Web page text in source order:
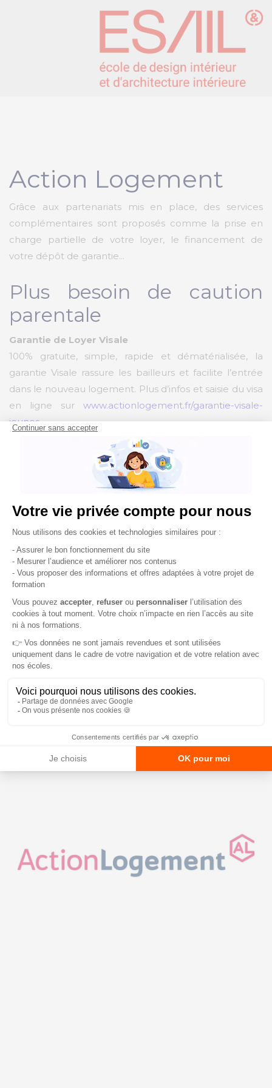
Action Logement
Grâce aux partenariats mis en place, des services
complémentaires sont proposés comme la prise en
charge partielle de votre loyer, le financement de
votre dépôt de garantie...
Plus besoin de caution
parentale
Garantie de Loyer Visale
100% gratuite, simple, rapide et dématérialisée, la
garantie Visale rassure les bailleurs et facilite l’entrée
dans le nouveau logement. Plus d’infos et saisie du visa
en ligne sur www.actionlogement.fr/garantie-visale-
jeunes
Alléger le montant du
Subvention jusqu’à 100 € par mois
100% gratuite, simple, rapide elle est réservée aux
alternants avec de nouveaux critères 2024 d’éligibilité.
www.actionlogement.fr/l-aide-mobili-jeune
Faciliter l’entrée dans le
nouveau logement
Financement du dépôt de garantie
www.actionlogement.fr/l-avance-loca-pass-jeunes
Ces aides sont cumulables et leur demande se fait
directement en ligne, à la suite d’un simple test
d’éligibilité.